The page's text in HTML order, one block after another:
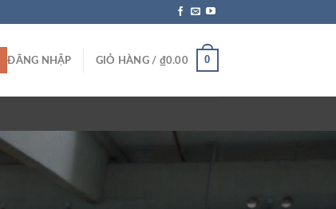
ĐĂNG NHẬP GIỎ HÀNG / ₫0.00 0